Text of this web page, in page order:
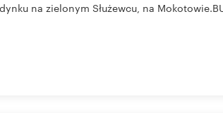
na zielonym Służewcu, na